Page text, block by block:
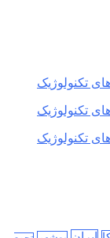
تکنولوژیک
تکنولوژیک
تکنولوژیک